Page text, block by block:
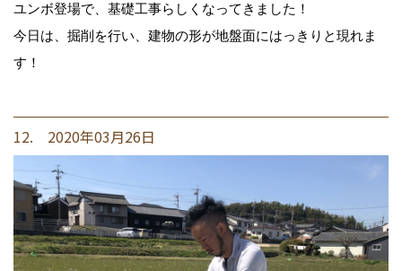
ユンボ登場で、基礎工事らしくなってきました！
今日は、掘削を行い、建物の形が地盤面にはっきりと現れま
す！
12. 2020年03月26日